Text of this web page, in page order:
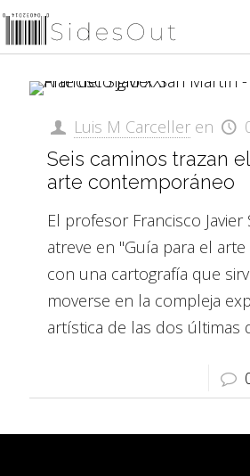
Luis M Carceller en
Seis caminos trazan
arte contemporáneo
El profesor Francisco
atreve en "Guía para el arte
con una cartografía que
moverse en la compleja
artística de las dos últimas